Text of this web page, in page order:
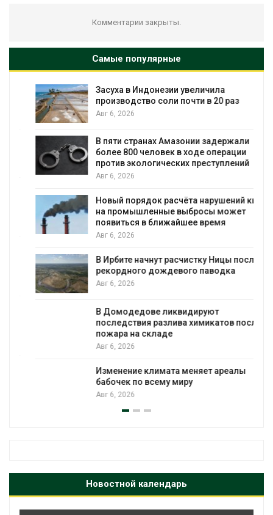
Комментарии закрыты.
Самые популярные
Засуха в Индонезии увеличила
производство соли почти в 20 раз
Авг 6, 2026
В пяти странах Амазонии задержали
более 800 человек в ходе операции
против экологических преступлений
Авг 6, 2026
Новый порядок расчёта нарушений квот
на промышленные выбросы может
появиться в ближайшее время
Авг 6, 2026
В Ирбите начнут расчистку Ницы после
рекордного дождевого паводка
Авг 6, 2026
В Домодедове ликвидируют
последствия разлива химикатов после
пожара на складе
Авг 6, 2026
Изменение климата меняет ареалы
бабочек по всему миру
Авг 6, 2026
Новостной календарь